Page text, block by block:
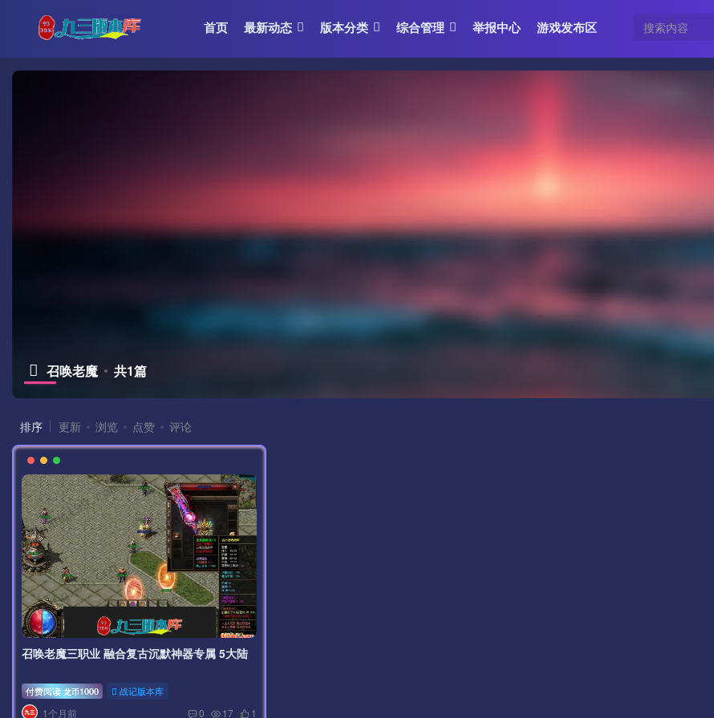
首页 最新动态 版本分类 综合管理 举报中心 游戏发布区
召唤老魔 共1篇
排序 更新 浏览 点赞 评论
召唤老魔三职业 融合复古沉默神器专属 5大陆
付费阅读 龙币1000 战记版本库
1个月前 0 17 1